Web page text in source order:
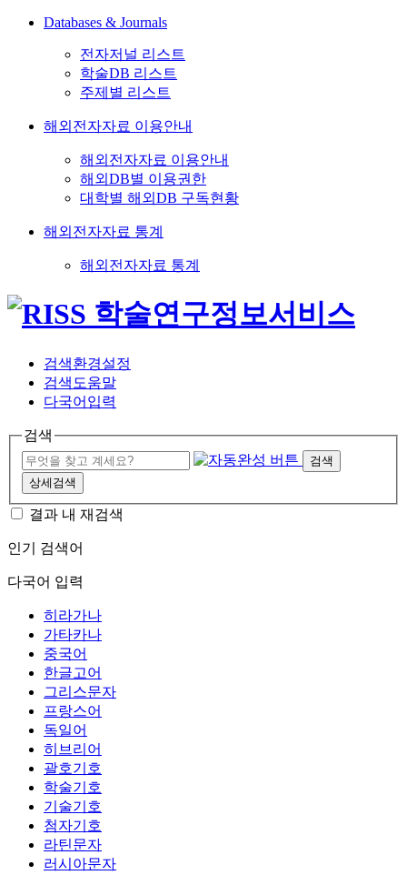
Databases & Journals
전자저널 리스트
학술DB 리스트
주제별 리스트
해외전자자료 이용안내
해외전자자료 이용안내
해외DB별 이용권한
대학별 해외DB 구독현황
해외전자자료 통계
해외전자자료 통계
검색환경설정
검색도움말
다국어입력
검색
검색
상세검색
결과 내 재검색
인기 검색어
다국어 입력
히라가나
가타카나
중국어
한글고어
그리스문자
프랑스어
독일어
히브리어
괄호기호
학술기호
기술기호
첨자기호
라틴문자
러시아문자